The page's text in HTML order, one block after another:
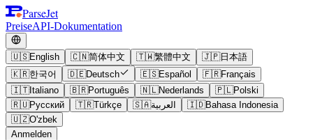
ParseJet
PreiseAPI-Dokumentation
🇺🇸English 🇨🇳简体中文 🇹🇼繁體中文 🇯🇵日本語
🇰🇷한국어 🇩🇪Deutsch 🇪🇸Español 🇫🇷Français
🇮🇹Italiano 🇧🇷Português 🇳🇱Nederlands 🇵🇱Polski
🇷🇺Русский 🇹🇷Türkçe 🇸🇦العربية 🇮🇩Bahasa Indonesia
🇺🇿O'zbek
Anmelden